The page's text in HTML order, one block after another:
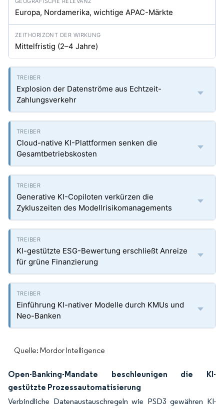
Europa, Nordamerika, wichtige APAC-Märkte
Mittelfristig (2–4 Jahre)
Explosion der Datenströme aus Echtzeit-
Zahlungsverkehr
Cloud-native KI-Plattformen senken die
Gesamtbetriebskosten
Generative KI-Copiloten verkürzen die
Zykluszeiten des Modellrisikomanagements
KI-gestützte ESG-Bewertung erschließt Anreize
für grüne Finanzierung
Einführung KI-nativer Modelle durch KMUs und
Neo-Banken
Quelle: Mordor Intelligence
Open-Banking-Mandate beschleunigen die KI-
gestützte Prozessautomatisierung
Verbindliche Datenaustauschregeln wie PSD3 gewähren KI-